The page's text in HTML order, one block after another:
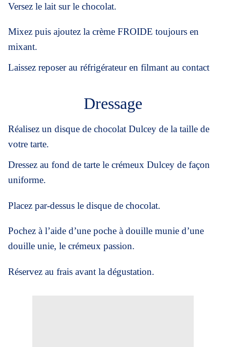
Versez le lait sur le chocolat.
Mixez puis ajoutez la crème FROIDE toujours en
mixant.
Laissez reposer au réfrigérateur en filmant au contact
Dressage
Réalisez un disque de chocolat Dulcey de la taille de
votre tarte.
Dressez au fond de tarte le crémeux Dulcey de façon
uniforme.
Placez par-dessus le disque de chocolat.
Pochez à l’aide d’une poche à douille munie d’une
douille unie, le crémeux passion.
Réservez au frais avant la dégustation.